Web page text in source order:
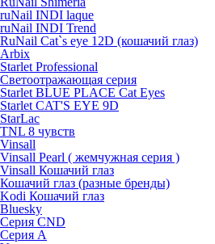
ruNail INDI laque
ruNail INDI Trend
RuNail Cat`s eye 12D (кошачий глаз)
Arbix
Starlet Professional
Светоотражающая серия
Starlet BLUE PLACE Cat Eyes
Starlet CAT'S EYE 9D
StarLac
TNL 8 чувств
Vinsall
Vinsall Pearl ( жемчужная серия )
Vinsall Кошачий глаз
Кошачий глаз (разные бренды)
Kodi Кошачий глаз
Bluesky
Серия CND
Серия А